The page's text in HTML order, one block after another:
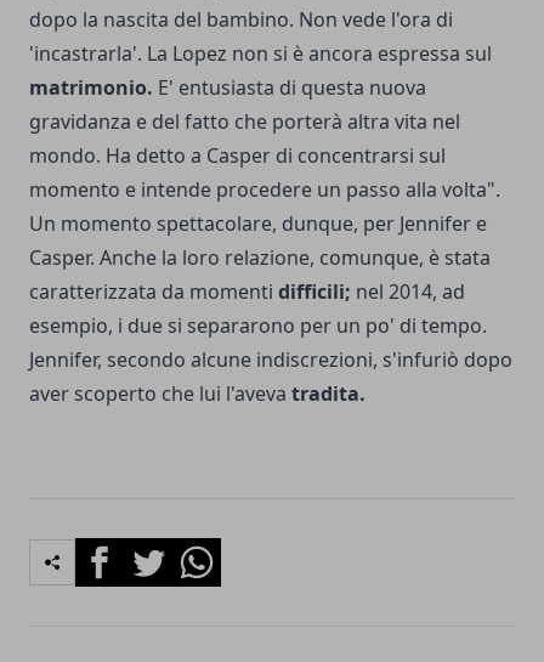
dopo la nascita del bambino. Non vede l'ora di
'incastrarla'. La Lopez non si è ancora espressa sul
matrimonio. E' entusiasta di questa nuova
gravidanza e del fatto che porterà altra vita nel
mondo. Ha detto a Casper di concentrarsi sul
momento e intende procedere un passo alla volta".
Un momento spettacolare, dunque, per Jennifer e
Casper. Anche la loro relazione, comunque, è stata
caratterizzata da momenti difficili; nel 2014, ad
esempio, i due si separarono per un po' di tempo.
Jennifer, secondo alcune indiscrezioni, s'infuriò dopo
aver scoperto che lui l'aveva tradita.
FacebookTwitterWhatsapp